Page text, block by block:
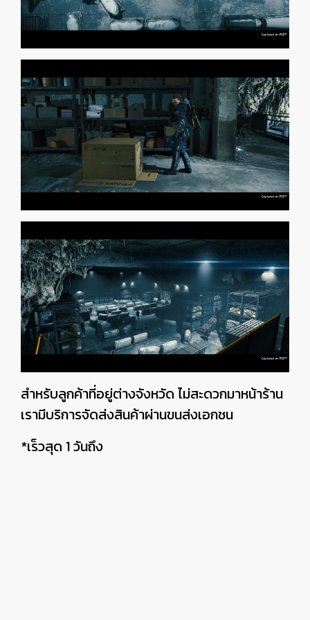
สำหรับลูกค้าที่อยู่ต่างจังหวัด ไม่สะดวกมาหน้าร้าน
เรามีบริการจัดส่งสินค้าผ่านขนส่งเอกชน
*เร็วสุด 1 วันถึง